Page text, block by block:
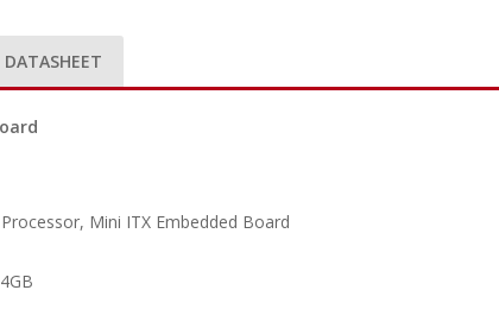
DATASHEET
Mini ITX Embedded Board